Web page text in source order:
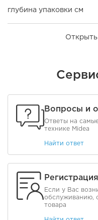
глубина упаковки см
Вопросы и
Ответы на
технике Midea
Найти ответ
Если у Вас
обслуживанию,
товара